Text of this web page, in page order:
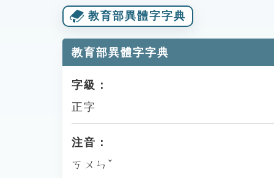
教育部異體字字典
教育部異體字字典
字級：
正字
注音：
ㄎㄨㄣˇ